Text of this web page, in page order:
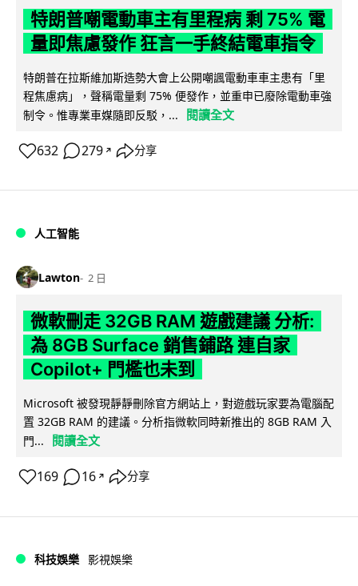
特朗普嘲電動車主有里程病 剩 75% 電
量即焦慮發作 狂言一手終結電車指令
特朗普在拉斯維加斯造勢大會上公開嘲諷電動車車主患有「里
程焦慮病」，聲稱電量剩 75% 便發作，並重申已廢除電動車強
制令。惟專業車媒隨即反駁，...
閱讀全文
632 279 ↗ 分享
人工智能
Lawton 2 日
微軟刪走 32GB RAM 遊戲建議 分析:
為 8GB Surface 銷售鋪路 連自家
Copilot+ 門檻也未到
Microsoft 被發現靜靜刪除官方網站上，對遊戲玩家要為電腦配
置 32GB RAM 的建議。分析指微軟同時新推出的 8GB RAM 入
門...
閱讀全文
169 16 ↗ 分享
科技娛樂 影視娛樂